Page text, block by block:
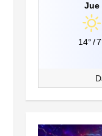
Jue
14° /